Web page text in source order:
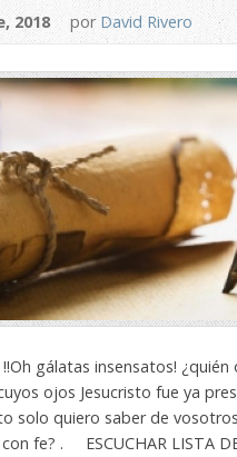
2018 por David Rivero
gálatas insensatos!
ojos Jesucristo fue ya
solo quiero saber de
fe? . ESCUCHAR LISTA